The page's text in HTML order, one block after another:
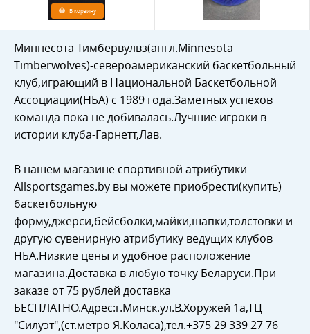
В корзину
Миннесота Тимбервулвз(англ.Minnesota
Timberwolves)-североамериканский баскетбольный
клуб,играющий в Национальной Баскетбольной
Ассоциации(НБА) c 1989 года.Заметных успехов
команда пока не добивалась.Лучшие игроки в
истории клуба-Гарнетт,Лав.
В нашем магазине спортивной атрибутики-
Allsportsgames.by вы можете приобрести(купить)
баскетбольную
форму,джерси,бейсболки,майки,шапки,толстовки и
другую сувенирную атрибутику ведущих клубов
НБА.Низкие цены и удобное расположение
магазина.Доставка в любую точку Беларуси.При
заказе от 75 рублей доставка
БЕСПЛАТНО.Адрес:г.Минск.ул.В.Хоружей 1а,ТЦ
"Силуэт",(ст.метро Я.Коласа),тел.+375 29 339 27 76